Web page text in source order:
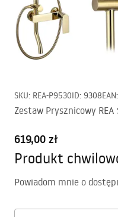
SKU: REA-P9530ID: 9308EAN:
Zestaw Prysznicowy REA
619,00 zł
Produkt
Powiadom mnie o